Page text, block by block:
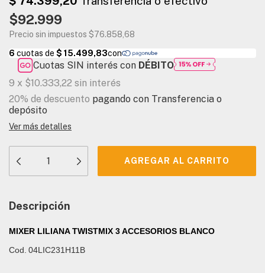
$92.999
Precio sin impuestos $76.858,68
Cuotas SIN interés con DÉBITO
9 x $10.333,22 sin interés
20% de descuento pagando con Transferencia o
depósito
Ver más detalles
Descripción
MIXER LILIANA TWISTMIX 3 ACCESORIOS BLANCO
Cod. 04LIC231H11B